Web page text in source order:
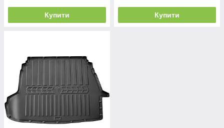
Купити Купити